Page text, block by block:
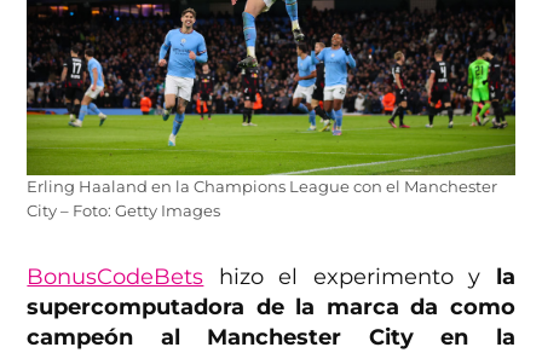
Erling Haaland en la Champions League con el Manchester
City – Foto: Getty Images
BonusCodeBets hizo el experimento y la
supercomputadora de la marca da como
campeón al Manchester City en la